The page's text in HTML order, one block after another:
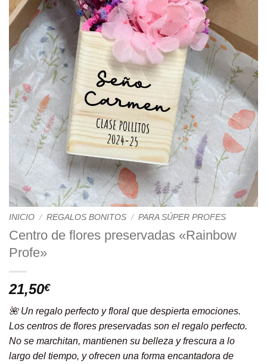
INICIO / REGALOS BONITOS / PARA SÚPER PROFES
Centro de flores preservadas «Rainbow
Profe»
21,50€
🌺 Un regalo perfecto y floral que despierta emociones.
Los centros de flores preservadas son el regalo perfecto.
No se marchitan, mantienen su belleza y frescura a lo
largo del tiempo, y ofrecen una forma encantadora de